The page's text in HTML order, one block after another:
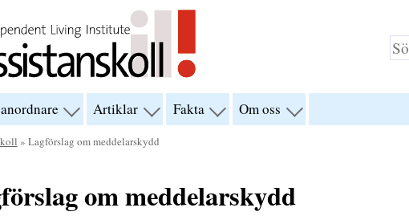
visa
menyn
för
Artiklar visa
menyn
för
Fakta visa
menyn
Om oss
visa
menyn
» Lagförslag om meddelarskydd
om meddelarskydd